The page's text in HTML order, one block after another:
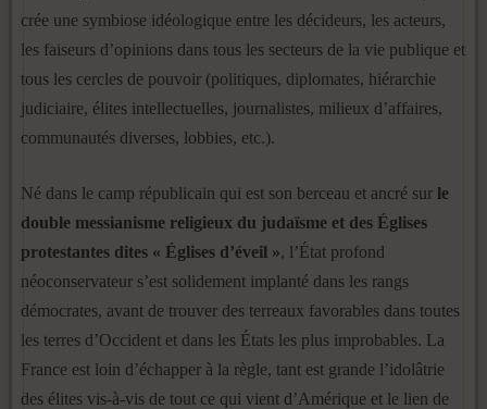
crée une symbiose idéologique entre les décideurs, les acteurs,
les faiseurs d’opinions dans tous les secteurs de la vie publique et
tous les cercles de pouvoir (politiques, diplomates, hiérarchie
judiciaire, élites intellectuelles, journalistes, milieux d’affaires,
communautés diverses, lobbies, etc.).
Né dans le camp républicain qui est son berceau et ancré sur le
double messianisme religieux du judaïsme et des Églises
protestantes dites « Églises d’éveil », l’État profond
néoconservateur s’est solidement implanté dans les rangs
démocrates, avant de trouver des terreaux favorables dans toutes
les terres d’Occident et dans les États les plus improbables. La
France est loin d’échapper à la règle, tant est grande l’idolâtrie
des élites vis-à-vis de tout ce qui vient d’Amérique et le lien de